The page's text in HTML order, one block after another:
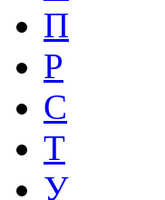
П
Р
С
Т
У